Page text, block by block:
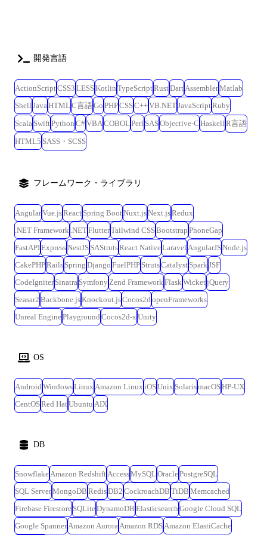
ての業務、客先の業務、将来的に出向を実施した場合は出向先の全ての
の配置転換などによって変わり得る就業場所・業務の範囲を指します。
す。 当社ではIoT/UI・UX/クラウド/bigdataの技術分野を提供しており、
Three.js, PHP(Laravel),AWS ◎対応フェーズ:提案、要件定義、基本・詳細
設計、開発、テスト、保守 大手商社向けグループファイナンス部門のDX
支援 大手商社にてグループファイナンスを提供している部門のDX組織立
上げの支援を行います。 グループ各社へ財務部門が持つ情報のスムーズ
な提供や、グループ全体で利用可能なデジタルプラットフォームの立上
げなどを、クライアントと相談しながら進めていきます。 ◎開発環境:
ユーザ数を誇るSaaSプロダクト開発のPM業務を実施しています。 製品
戦略・企画との要件定義、UIUX部門との要件定義などを行いつつ、シス
テム開発方針提案・見積・スケジュール管理、設計/開発メンバーの指示
などを行っております。 AWSなどのクラウドを活用したシステムの運
用・保守に関する計画も立案・推進も実施しております。 ◎開発環
境:Ruby on Rails,Vue.js/React,AWS ◎対応フェーズ:要件定義、基本・詳細
設計、開発、テスト、保守 ※担当案件によっては当社正社員として、客
先企業へ無期雇用派遣となる可能性があります 【変更の範囲※1】 会社
内の全ての業務、客先の業務、将来的に出向を実施した場合は出向先の
全ての業務(ただし本人と相談の上で決定します) ※1 「変更の範囲」と
は、将来の配置転換などによって変わり得る就業場所・業務の範囲を指
開発言語
ActionScriptCSS3 LESSKotlin TypeScriptRustDartAssemblerMatlab
Shell JavaHTML C言語Go PHPCSSC++VB.NETJavaScriptRuby
Scala SwiftPython C#VBACOBOL Perl SASObjective-C Haskell R言語
HTML5 SASS・SCSS
フレームワーク・ライブラリ
AngularVue.jsReact Spring BootNuxt.jsNext.jsRedux
.NET Framework .NETFlutterTailwind CSSBootstrap PhoneGap
FastAPIExpressNestJS SAStrutsReact NativeLaravel AngularJSNode.js
CakePHPRails Spring Django FuelPHP StrutsCatalyst SparkJSF
CodeIgniter Sinatra SymfonyZend FrameworkFlaskWicketjQuery
Seasar2 Backbone.jsKnockout.jsCocos2d openFrameworks
Unreal EnginePlayground Cocos2d-x Unity
OS
Android WindowsLinux Amazon Linux iOSUnix SolarismacOSHP-UX
CentOSRed HatUbuntu AIX
DB
SnowflakeAmazon RedshiftAccessMySQL OraclePostgreSQL
SQL ServerMongoDB RedisDB2 CockroachDB TiDB Memcached
Firebase Firestore SQLiteDynamoDB Elasticsearch Google Cloud SQL
Google SpannerAmazon AuroraAmazon RDSAmazon ElastiCache